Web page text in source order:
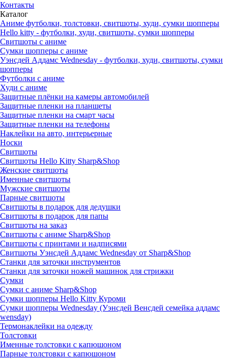
Контакты
Каталог
Аниме футболки, толстовки, свитшоты, худи, сумки шопперы
Hello kitty - футболки, худи, свитшоты, сумки шопперы
Свитшоты с аниме
Сумки шопперы с аниме
Уэнсдей Аддамс Wednesday - футболки, худи, свитшоты, сумки
шопперы
Футболки с аниме
Худи с аниме
Защитные плёнки на камеры автомобилей
Защитные пленки на планшеты
Защитные пленки на смарт часы
Защитные пленки на телефоны
Наклейки на авто, интерьерные
Носки
Свитшоты
Cвитшоты Hello Kitty Sharp&Shop
Женские свитшоты
Именные свитшоты
Мужские свитшоты
Парные свитшоты
Свитшоты в подарок для дедушки
Свитшоты в подарок для папы
Свитшоты на заказ
Свитшоты с аниме Sharp&Shop
Свитшоты с принтами и надписями
Свитшоты Уэнсдей Аддамс Wednesday от Sharp&Shop
Станки для заточки инструментов
Станки для заточки ножей машинок для стрижки
Сумки
Сумки с аниме Sharp&Shop
Сумки шопперы Hello Kitty Куроми
Сумки шопперы Wednesday (Уэнсдей Венсдей семейка аддамс
wensday)
Термонаклейки на одежду
Толстовки
Именные толстовки с капюшоном
Парные толстовки с капюшоном